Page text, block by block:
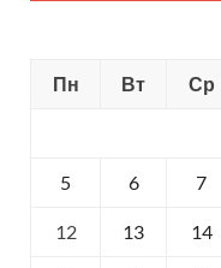
Пн
Вт Ср
5 6 7
12 13 14